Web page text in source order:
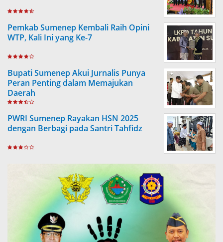
Pemkab Sumenep Kembali Raih Opini
WTP, Kali Ini yang Ke-7
Bupati Sumenep Akui Jurnalis Punya
Peran Penting dalam Memajukan
Daerah
PWRI Sumenep Rayakan HSN 2025
dengan Berbagi pada Santri Tahfidz